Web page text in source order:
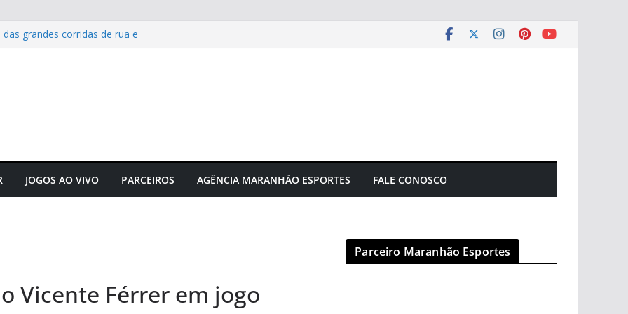
grandes corridas de rua e
times para o
novembro
futebol maranhense
JOGOS AO VIVO PARCEIROS AGÊNCIA MARANHÃO ESPORTES FALE CONOSCO
Vicente Férrer em jogo
Parceiro Maranhão Esportes